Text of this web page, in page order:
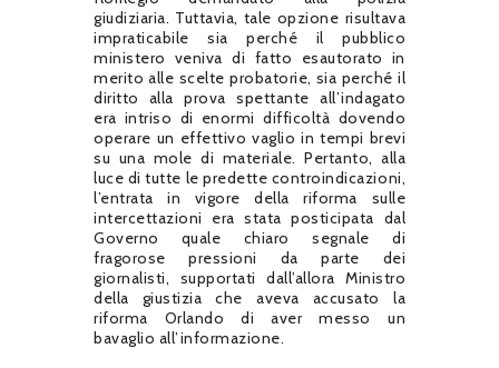
giudiziaria. Tuttavia, tale opzione risultava
impraticabile sia perché il pubblico
ministero veniva di fatto esautorato in
merito alle scelte probatorie, sia perché il
diritto alla prova spettante all’indagato
era intriso di enormi difficoltà dovendo
operare un effettivo vaglio in tempi brevi
su una mole di materiale. Pertanto, alla
luce di tutte le predette controindicazioni,
l’entrata in vigore della riforma sulle
intercettazioni era stata posticipata dal
Governo quale chiaro segnale di
fragorose pressioni da parte dei
giornalisti, supportati dall’allora Ministro
della giustizia che aveva accusato la
riforma Orlando di aver messo un
bavaglio all’informazione.